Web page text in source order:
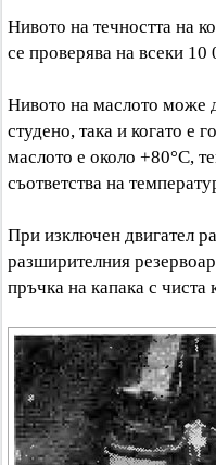
Нивото на течността на
се проверява на всеки 10
Нивото на маслото може
студено, така и когато е
маслото е около +80°C,
съответства на
При изключен двигател
разширителния
пръчка на капака с чиста